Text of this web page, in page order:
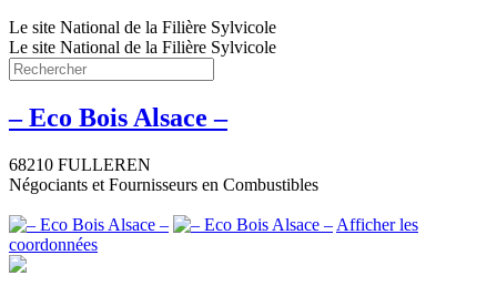
Le site National de la Filière Sylvicole
Le site National de la Filière Sylvicole
– Eco Bois Alsace –
68210 FULLEREN
Négociants et Fournisseurs en Combustibles
Afficher les
coordonnées